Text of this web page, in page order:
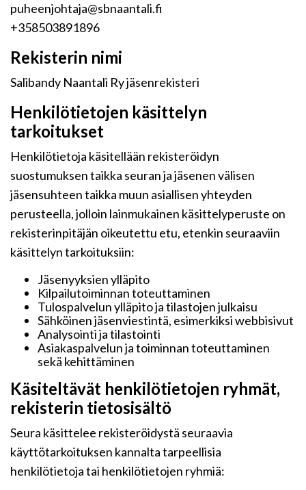
puheenjohtaja@sbnaantali.fi
+358503891896
Rekisterin nimi
Salibandy Naantali Ry jäsenrekisteri
Henkilötietojen käsittelyn
tarkoitukset
Henkilötietoja käsitellään rekisteröidyn
suostumuksen taikka seuran ja jäsenen välisen
jäsensuhteen taikka muun asiallisen yhteyden
perusteella, jolloin lainmukainen käsittelyperuste on
rekisterinpitäjän oikeutettu etu, etenkin seuraaviin
käsittelyn tarkoituksiin:
Jäsenyyksien ylläpito
Kilpailutoiminnan toteuttaminen
Tulospalvelun ylläpito ja tilastojen julkaisu
Sähköinen jäsenviestintä, esimerkiksi webbisivut
Analysointi ja tilastointi
Asiakaspalvelun ja toiminnan toteuttaminen
sekä kehittäminen
Käsiteltävät henkilötietojen ryhmät,
rekisterin tietosisältö
Seura käsittelee rekisteröidystä seuraavia
käyttötarkoituksen kannalta tarpeellisia
henkilötietoja tai henkilötietojen ryhmiä: